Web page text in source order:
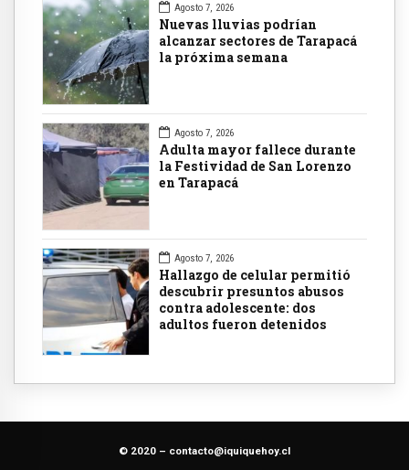
Agosto 7, 2026
Nuevas lluvias podrían
alcanzar sectores de Tarapacá
la próxima semana
Agosto 7, 2026
Adulta mayor fallece durante
la Festividad de San Lorenzo
en Tarapacá
Agosto 7, 2026
Hallazgo de celular permitió
descubrir presuntos abusos
contra adolescente: dos
adultos fueron detenidos
© 2020 – contacto@iquiquehoy.cl